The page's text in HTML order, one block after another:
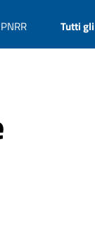
PNRR Tutti